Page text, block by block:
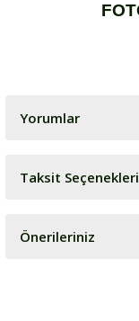
Yorumlar
Bu
Taksit Seçenekleri
Önerileriniz